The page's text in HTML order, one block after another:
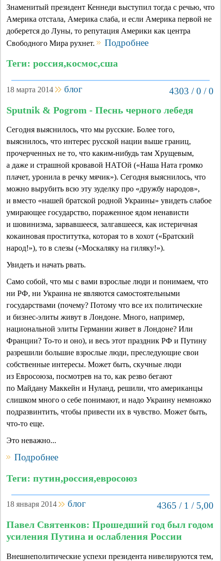
Знаменитый президент Кеннеди выступил тогда с речью, что
Америка отстала, Америка слаба, и если Америка первой не
доберется до Луны, то репутация Америки как центра
Свободного Мира рухнет.
Подробнее
Теги: россия,космос,сша
18 марта 2014 блог 4303 / 0 / 0
Sputnik & Pogrom - Песнь черного лебедя
Сегодня выяснилось, что мы русские. Более того,
выяснилось, что интерес русской нации выше границ,
прочерченных не то, что каким-нибудь там Хрущевым,
а даже и страшной кровавой НАТОй («Наша Ната громко
плачет, уронила в речку мячик»). Сегодня выяснилось, что
можно вырубить всю эту зуделку про «дружбу народов»,
и вместо «нашей братской родной Украины» увидеть слабое
умирающее государство, пораженное ядом ненависти
и шовинизма, зарвавшееся, залгавшееся, как истеричная
кокаиновая проститутка, которая то в хохот («Братский
народ!»), то в слезы («Москаляку на гиляку!»).
Увидеть и начать рвать.
Само собой, что мы с вами взрослые люди и понимаем, что
ни РФ, ни Украина не являются самостоятельными
государствами (почему? Потому что все их политические
и бизнес-элиты живут в Лондоне. Много, например,
национальной элиты Германии живет в Лондоне? Или
Франции? То-то и оно), и весь этот праздник РФ и Путину
разрешили большие взрослые люди, преследующие свои
собственные интересы. Может быть, скучные люди
из Евросоюза, посмотрев на то, как резво бегают
по Майдану Маккейн и Нуланд, решили, что американцы
слишком много о себе понимают, и надо Украину немножко
подразвинтить, чтобы привести их в чувство. Может быть,
что-то еще.
Это неважно...
Подробнее
Теги: путин,россия,евросоюз
18 января 2014 блог 4365 / 1 / 5,00
Павел Святенков: Прошедший год был годом
усиления Путина и ослабления России
Внешнеполитические успехи президента нивелируются тем,